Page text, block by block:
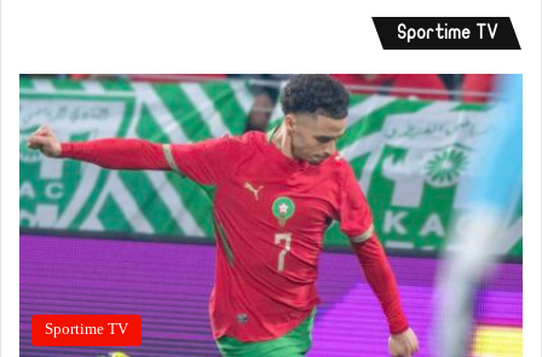
Sportime TV
Sportime TV